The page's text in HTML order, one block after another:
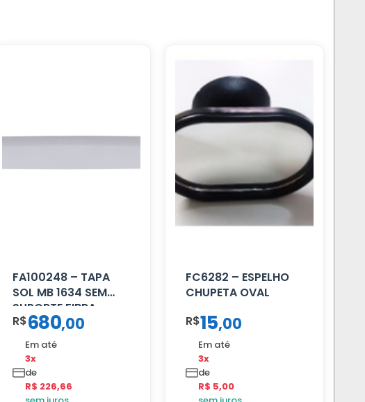
FA100248 – TAPA
SOL MB 1634 SEM
SUPORTE FIBRA
R$680,00
Em até
3x
de
R$ 226,66
FC6282 – ESPELHO
CHUPETA OVAL
R$15,00
Em até
3x
de
R$ 5,00